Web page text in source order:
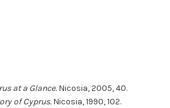
at a Glance.Nicosia, 2005, 40.
of Cyprus.Nicosia, 1990, 102.